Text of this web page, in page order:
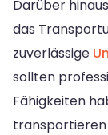
Darüber
das
zuverlässige
sollten
Fähigkeiten
transportieren